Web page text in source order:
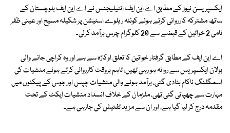
ایکسپریسن نیوز کے مطابق اے این ایف انٹیلیجنس نے اے این ایف بلوچستان کے
ساتھ مشترکہ کارروائی کرتے ہوئے کوئٹہ ریلوے اسٹیشن پر شکیلہ مسیح اور عینی ظفر
نامی 2 خواتین کے قبضے سے 20 کلوگرام چرس برآمد کرلی۔
اے این ایف کے مطابق گرفتار خواتین کا تعلق اوکاڑہ سے ہے اور وہ کراچی جانے والی
بولان ایکسپریس سے روانہ ہو رہی تھیں، تاہم بروقت کارروائی کرتے ہوئے منشیات کی
اسمگلنگ ناکام بنادی گئی، برآمد ہونے والی منشیات چپس اور جوس کے پیکٹوں میں
مہارت سے چھپائی گئی تھی، ملزمان کے خلاف انسداد منشیات ایکٹ کے تحت
مقدمہ درج کر لیا گیا ہے، اور ان سے مزید تفتیش کی جارہی ہے۔